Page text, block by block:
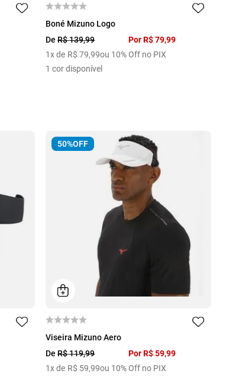
Boné Mizuno Logo
DeR$139,99 PorR$ 79,99
1x de R$ 79,99ou 10% Off no PIX
1 cor disponível
50%OFF
Viseira Mizuno Aero
DeR$119,99 PorR$ 59,99
1x de R$ 59,99ou 10% Off no PIX